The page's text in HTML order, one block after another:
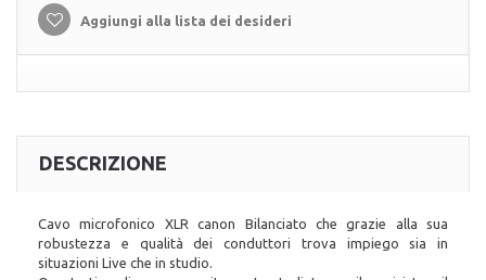
Aggiungi alla lista dei desideri
DESCRIZIONE
Cavo microfonico XLR canon Bilanciato che grazie alla sua
robustezza e qualità dei conduttori trova impiego sia in
situazioni Live che in studio.